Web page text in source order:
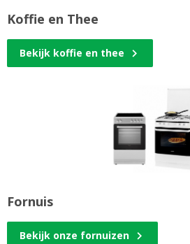
Koffie en Thee
Bekijk koffie en thee
Fornuis
Bekijk onze fornuizen